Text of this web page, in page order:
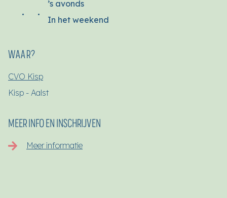
’s avonds
In het weekend
WAAR?
CVO Kisp
Kisp - Aalst
MEER INFO EN INSCHRIJVEN
Meer informatie